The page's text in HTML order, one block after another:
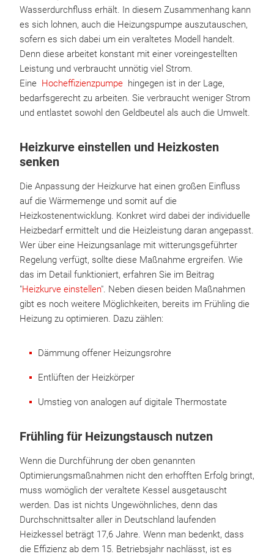
Wasserdurchfluss erhält. In diesem Zusammenhang kann
es sich lohnen, auch die Heizungspumpe auszutauschen,
sofern es sich dabei um ein veraltetes Modell handelt.
Denn diese arbeitet konstant mit einer voreingestellten
Leistung und verbraucht unnötig viel Strom.
Eine Hocheffizienzpumpe hingegen ist in der Lage,
bedarfsgerecht zu arbeiten. Sie verbraucht weniger Strom
und entlastet sowohl den Geldbeutel als auch die Umwelt.
Heizkurve einstellen und Heizkosten
senken
Die Anpassung der Heizkurve hat einen großen Einfluss
auf die Wärmemenge und somit auf die
Heizkostenentwicklung. Konkret wird dabei der individuelle
Heizbedarf ermittelt und die Heizleistung daran angepasst.
Wer über eine Heizungsanlage mit witterungsgeführter
Regelung verfügt, sollte diese Maßnahme ergreifen. Wie
das im Detail funktioniert, erfahren Sie im Beitrag
"Heizkurve einstellen". Neben diesen beiden Maßnahmen
gibt es noch weitere Möglichkeiten, bereits im Frühling die
Heizung zu optimieren. Dazu zählen:
Dämmung offener Heizungsrohre
Entlüften der Heizkörper
Umstieg von analogen auf digitale Thermostate
Frühling für Heizungstausch nutzen
Wenn die Durchführung der oben genannten
Optimierungsmaßnahmen nicht den erhofften Erfolg bringt,
muss womöglich der veraltete Kessel ausgetauscht
werden. Das ist nichts Ungewöhnliches, denn das
Durchschnittsalter aller in Deutschland laufenden
Heizkessel beträgt 17,6 Jahre. Wenn man bedenkt, dass
die Effizienz ab dem 15. Betriebsjahr nachlässt, ist es